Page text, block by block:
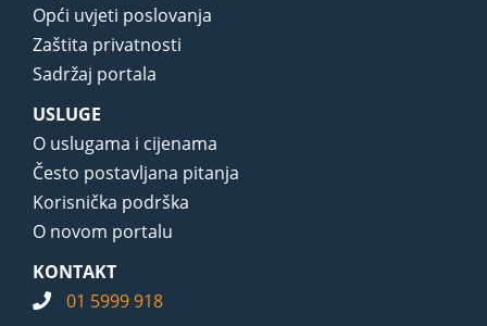
Opći uvjeti poslovanja
Zaštita privatnosti
Sadržaj portala
USLUGE
O uslugama i cijenama
Često postavljana pitanja
Korisnička podrška
O novom portalu
KONTAKT
01 5999 918